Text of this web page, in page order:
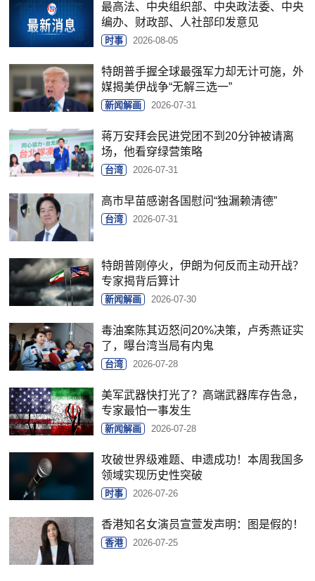
最高法、中央组织部、中央政法委、中央
编办、财政部、人社部印发意见
时事 2026-08-05
特朗普手握全球最强军力却无计可施，外
媒揭美伊战争“无解三选一”
新闻解画 2026-07-31
蒋万安拜会民进党团不到20分钟被请离
场，他看穿绿营策略
台湾 2026-07-31
高市早苗感谢各国慰问“独漏赖清德”
台湾 2026-07-31
特朗普刚停火，伊朗为何反而主动开战？
专家揭背后算计
新闻解画 2026-07-30
毒油案陈其迈怒问20%决策，卢秀燕证实
了，曝台湾当局有内鬼
台湾 2026-07-28
美军武器快打光了？高端武器库存告急，
专家最怕一事发生
新闻解画 2026-07-28
攻破世界级难题、申遗成功！本周我国多
领域实现历史性突破
时事 2026-07-26
香港知名女演员宣萱发声明：图是假的！
香港 2026-07-25